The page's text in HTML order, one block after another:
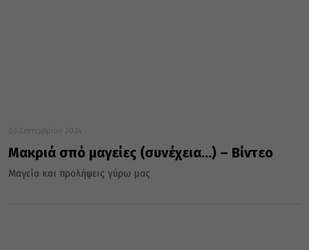
03 Σεπτεμβρίου 2024
Μακριά σπό μαγείες (συνέχεια…) – Βίντεο
Μαγεία και προλήψεις γύρω μας